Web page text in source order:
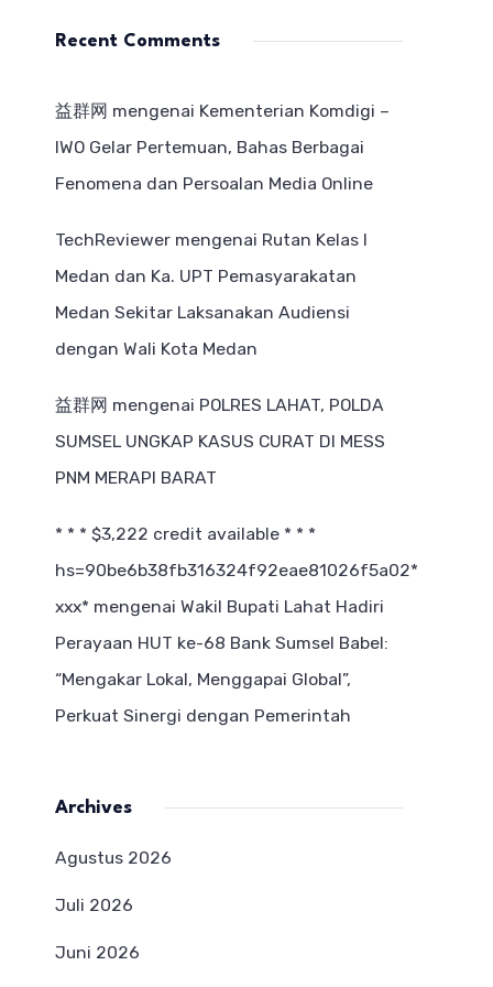
Recent Comments
益群网 mengenai Kementerian Komdigi –
IWO Gelar Pertemuan, Bahas Berbagai
Fenomena dan Persoalan Media Online
TechReviewer mengenai Rutan Kelas I
Medan dan Ka. UPT Pemasyarakatan
Medan Sekitar Laksanakan Audiensi
dengan Wali Kota Medan
益群网 mengenai POLRES LAHAT, POLDA
SUMSEL UNGKAP KASUS CURAT DI MESS
PNM MERAPI BARAT
* * * $3,222 credit available * * *
hs=90be6b38fb316324f92eae81026f5a02*
ххх* mengenai Wakil Bupati Lahat Hadiri
Perayaan HUT ke-68 Bank Sumsel Babel:
“Mengakar Lokal, Menggapai Global”,
Perkuat Sinergi dengan Pemerintah
Archives
Agustus 2026
Juli 2026
Juni 2026